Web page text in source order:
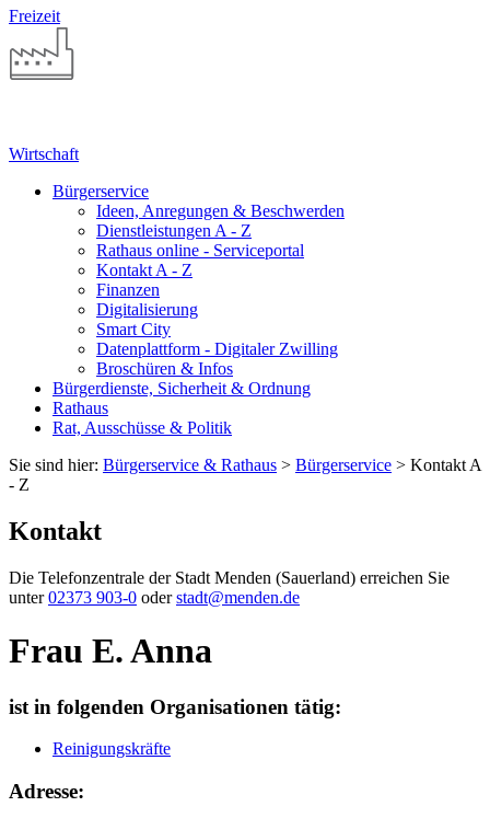
Freizeit
Wirtschaft
Bürgerservice
Ideen, Anregungen & Beschwerden
Dienstleistungen A - Z
Rathaus online - Serviceportal
Kontakt A - Z
Finanzen
Digitalisierung
Smart City
Datenplattform - Digitaler Zwilling
Broschüren & Infos
Bürgerdienste, Sicherheit & Ordnung
Rathaus
Rat, Ausschüsse & Politik
Sie sind hier: Bürgerservice & Rathaus > Bürgerservice > Kontakt A
- Z
Kontakt
Die Telefonzentrale der Stadt Menden (Sauerland) erreichen Sie
unter02373 903-0 oderstadt@menden.de
Frau E. Anna
ist in folgenden Organisationen tätig:
Reinigungskräfte
Adresse: